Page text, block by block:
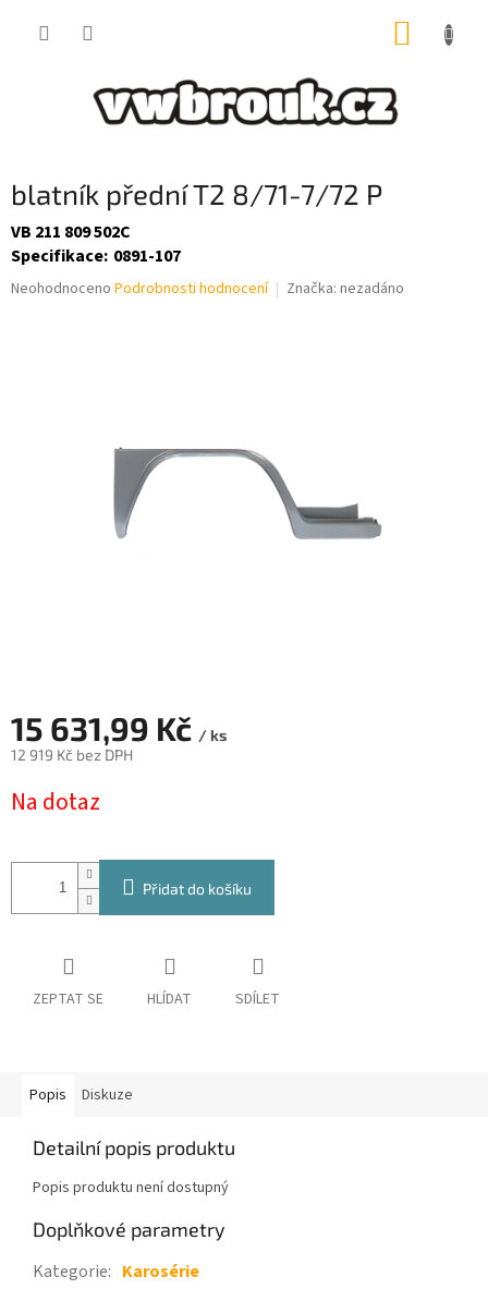
blatník přední T2 8/71-7/72 P
VB 211 809 502C
Specifikace: 0891-107
Průměrné
Neohodnoceno Podrobnosti hodnocení Značka: nezadáno
15 631,99 Kč / ks
12 919 Kč bez DPH
cena:
Na dotaz
Přidat do košíku
ZEPTAT SE HLÍDAT SDÍLET
Popis Diskuze
Detailní popis produktu
Popis produktu není dostupný
Doplňkové parametry
Kategorie: Karosérie